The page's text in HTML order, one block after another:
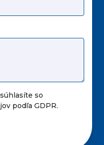
so
podľa GDPR.